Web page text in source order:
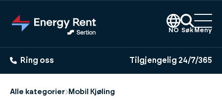
hovedinnhold
NO Søk Meny
Ring oss Tilgjengelig 24/7/365
Alle kategorier Mobil Kjøling